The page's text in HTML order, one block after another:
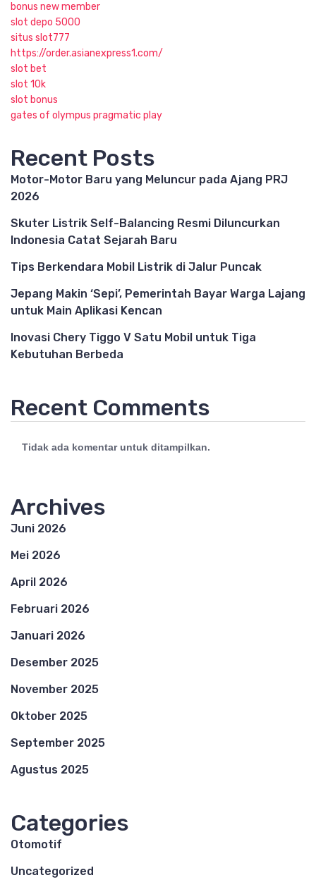
bonus new member
slot depo 5000
situs slot777
https://order.asianexpress1.com/
slot bet
slot 10k
slot bonus
gates of olympus pragmatic play
Recent Posts
Motor-Motor Baru yang Meluncur pada Ajang PRJ
2026
Skuter Listrik Self-Balancing Resmi Diluncurkan
Indonesia Catat Sejarah Baru
Tips Berkendara Mobil Listrik di Jalur Puncak
Jepang Makin ‘Sepi’, Pemerintah Bayar Warga Lajang
untuk Main Aplikasi Kencan
Inovasi Chery Tiggo V Satu Mobil untuk Tiga
Kebutuhan Berbeda
Recent Comments
Tidak ada komentar untuk ditampilkan.
Archives
Juni 2026
Mei 2026
April 2026
Februari 2026
Januari 2026
Desember 2025
November 2025
Oktober 2025
September 2025
Agustus 2025
Categories
Otomotif
Uncategorized